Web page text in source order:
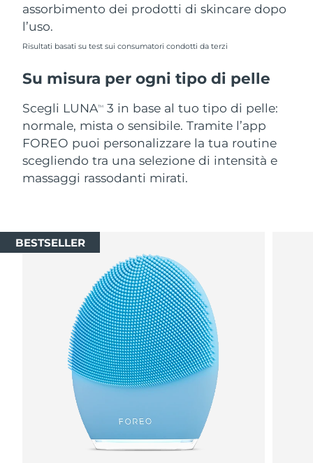
assorbimento dei prodotti di skincare dopo
l’uso.
Risultati basati su test sui consumatori condotti da terzi
Su misura per ogni tipo di pelle
Scegli LUNATM
3 in base al tuo tipo di pelle:
normale, mista o sensibile. Tramite l’app
FOREO puoi personalizzare la tua routine
scegliendo tra una selezione di intensità e
massaggi rassodanti mirati.
BESTSELLER